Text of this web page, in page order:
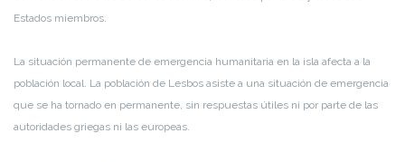
Estados miembros.
La situación permanente de emergencia humanitaria en la isla afecta a la
población local. La población de Lesbos asiste a una situación de emergencia
que se ha tornado en permanente, sin respuestas útiles ni por parte de las
autoridades griegas ni las europeas.